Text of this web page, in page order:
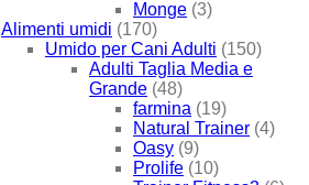
Monge (3)
Alimenti umidi (170)
Umido per Cani Adulti (150)
Adulti Taglia Media e
Grande (48)
farmina (19)
Natural Trainer (4)
Oasy (9)
Prolife (10)